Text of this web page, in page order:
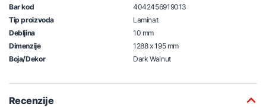
Bar kod
4042456919013
Tip proizvoda
Laminat
Debljina
10 mm
Dimenzije
1288 x 195 mm
Boja/Dekor
Dark Walnut
Recenzije